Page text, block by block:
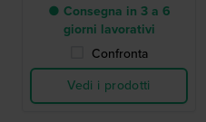
● Consegna in 3 a 6
giorni lavorativi
Confronta
Vedi i prodotti